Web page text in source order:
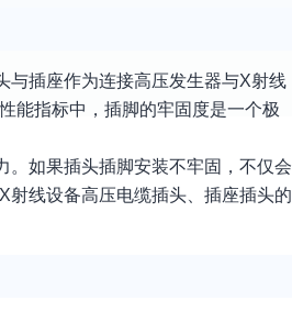
与插座作为连接高压发生器与X射线
能指标中，插脚的牢固度是一个极
。如果插头插脚安装不牢固，不仅会
射线设备高压电缆插头、插座插头的